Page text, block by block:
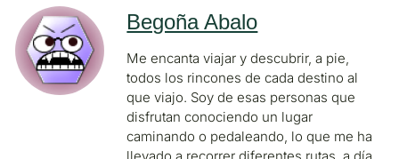
Begoña Abalo
Me encanta viajar y descubrir, a pie,
todos los rincones de cada destino al
que viajo. Soy de esas personas que
disfrutan conociendo un lugar
caminando o pedaleando, lo que me ha